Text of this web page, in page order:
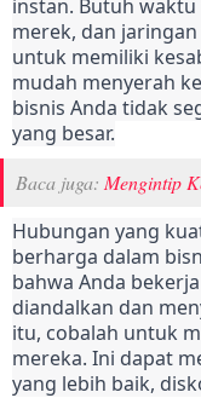
instan. Butuh
merek, dan
untuk memiliki
mudah menyerah
bisnis Anda tidak
yang besar.
Baca juga: Mengintip
Hubungan yang
berharga dalam
bahwa Anda
diandalkan dan
itu, cobalah untuk
mereka. Ini dapat
yang lebih baik,